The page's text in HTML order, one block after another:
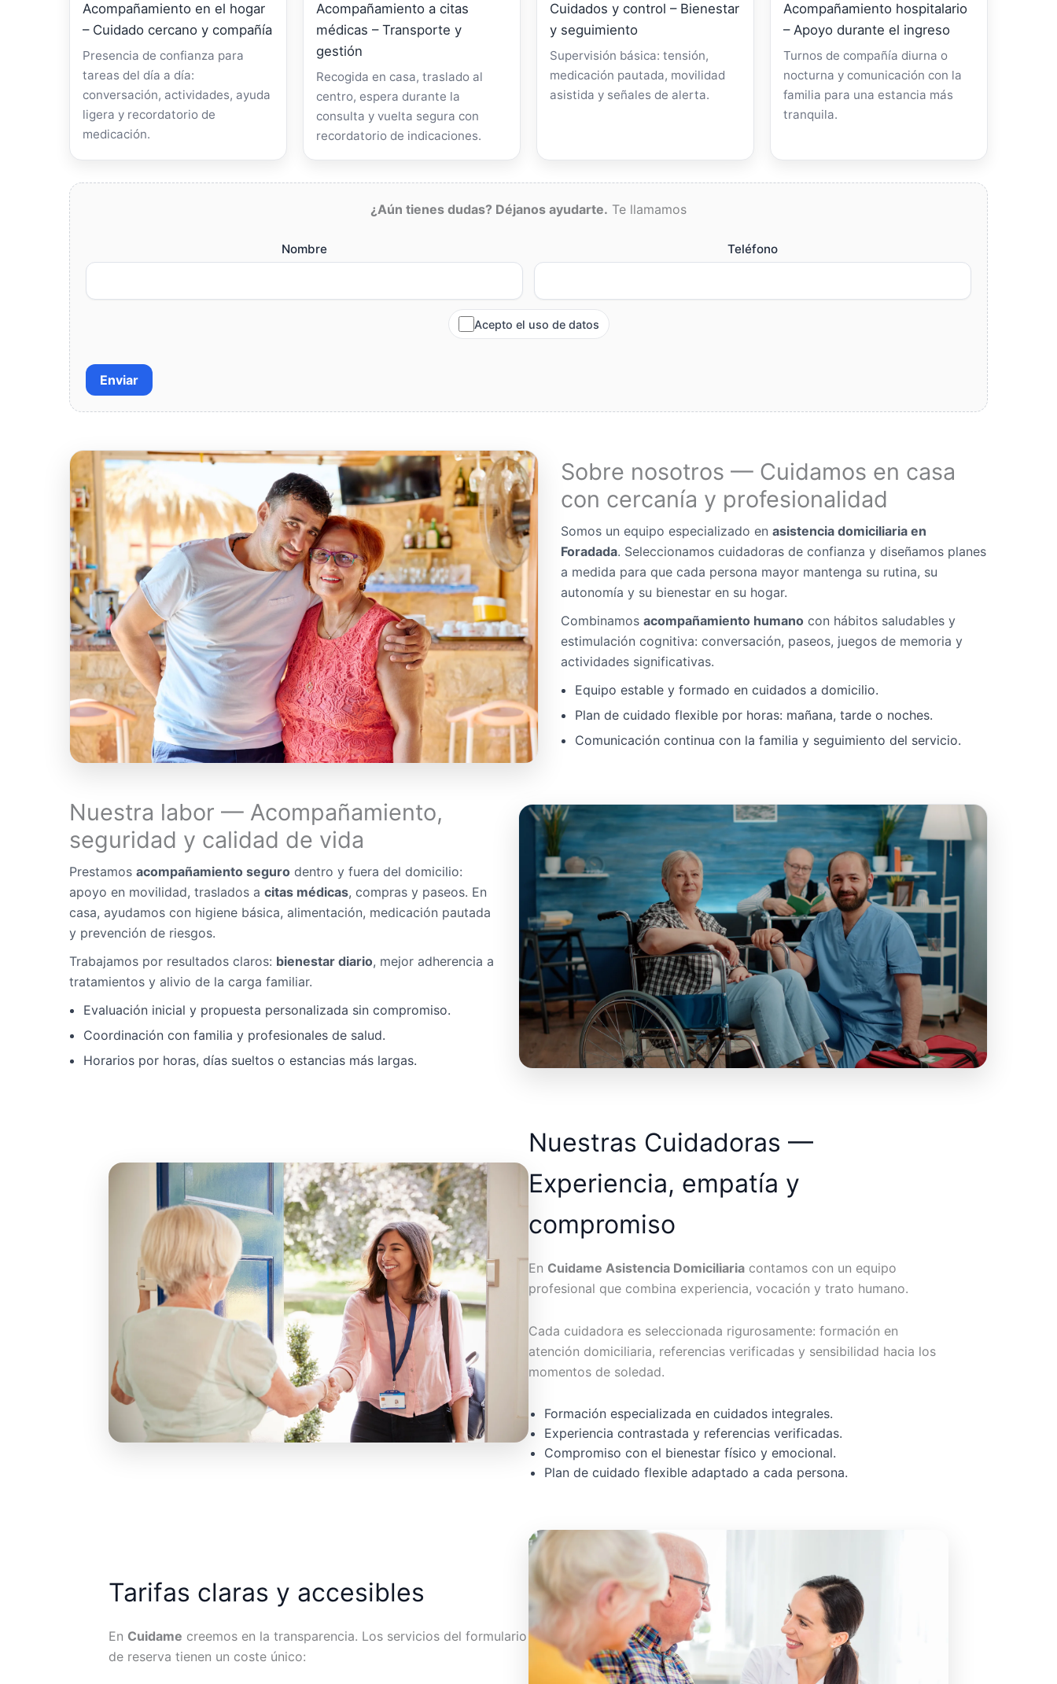
Acompañamiento en el hogar
– Cuidado cercano y compañía
Presencia de confianza para
tareas del día a día:
conversación, actividades, ayuda
ligera y recordatorio de
medicación.
Acompañamiento a citas
médicas – Transporte y
gestión
Recogida en casa, traslado al
centro, espera durante la
consulta y vuelta segura con
recordatorio de indicaciones.
Cuidados y control – Bienestar
y seguimiento
Supervisión básica: tensión,
medicación pautada, movilidad
asistida y señales de alerta.
Acompañamiento hospitalario
– Apoyo durante el ingreso
Turnos de compañía diurna o
nocturna y comunicación con la
familia para una estancia más
tranquila.
¿Aún tienes dudas? Déjanos ayudarte. Te llamamos
Nombre Teléfono
Acepto el uso de datos
Enviar
Sobre nosotros — Cuidamos en casa
con cercanía y profesionalidad
Somos un equipo especializado enasistencia domiciliaria en
Foradada. Seleccionamos cuidadoras de confianza y diseñamos planes
a medida para que cada persona mayor mantenga su rutina, su
autonomía y su bienestar en su hogar.
Combinamosacompañamiento humano con hábitos saludables y
estimulación cognitiva: conversación, paseos, juegos de memoria y
actividades significativas.
Equipo estable y formado en cuidados a domicilio.
Plan de cuidado flexible por horas: mañana, tarde o noches.
Comunicación continua con la familia y seguimiento del servicio.
Nuestra labor — Acompañamiento,
seguridad y calidad de vida
Prestamos acompañamiento seguro dentro y fuera del domicilio:
apoyo en movilidad, traslados a citas médicas, compras y paseos. En
casa, ayudamos con higiene básica, alimentación, medicación pautada
y prevención de riesgos.
Trabajamos por resultados claros: bienestar diario, mejor adherencia a
tratamientos y alivio de la carga familiar.
Evaluación inicial y propuesta personalizada sin compromiso.
Coordinación con familia y profesionales de salud.
Horarios por horas, días sueltos o estancias más largas.
Nuestras Cuidadoras —
Experiencia, empatía y
compromiso
En Cuidame Asistencia Domiciliaria contamos con un equipo
profesional que combina experiencia, vocación y trato humano.
Cada cuidadora es seleccionada rigurosamente: formación en
atención domiciliaria, referencias verificadas y sensibilidad hacia los
momentos de soledad.
Formación especializada en cuidados integrales.
Experiencia contrastada y referencias verificadas.
Compromiso con el bienestar físico y emocional.
Plan de cuidado flexible adaptado a cada persona.
Tarifas claras y accesibles
En Cuidame creemos en la transparencia. Los servicios del formulario
de reserva tienen un coste único: